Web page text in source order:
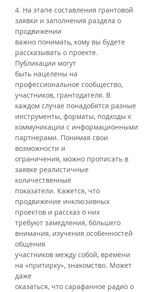
4. На этапе составления грантовой
заявки и заполнения раздела о
продвижении
важно понимать, кому вы будете
рассказывать о проекте.
Публикации могут
быть нацелены на
профессиональное сообщество,
участников, грантодателя. В
каждом случае понадобятся разные
инструменты, форматы, подходы к
коммуникации с информационными
партнерами. Понимая свои
возможности и
ограничения, можно прописать в
заявке реалистичные
количественные
показатели. Кажется, что
продвижение инклюзивных
проектов и рассказ о них
требуют замедления, бóльшего
внимания, изучения особенностей
общения
участников между собой, времени
на «притирку», знакомство. Может
даже
оказаться, что сарафанное радио о